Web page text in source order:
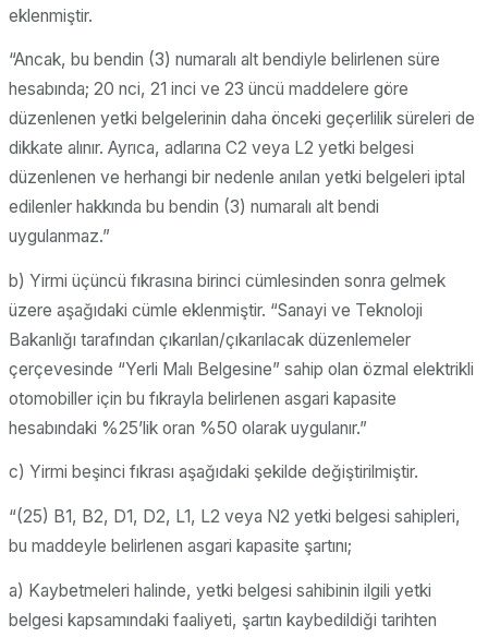
eklenmiştir.
“Ancak, bu bendin (3) numaralı alt bendiyle belirlenen süre
hesabında; 20 nci, 21 inci ve 23 üncü maddelere göre
düzenlenen yetki belgelerinin daha önceki geçerlilik süreleri de
dikkate alınır. Ayrıca, adlarına C2 veya L2 yetki belgesi
düzenlenen ve herhangi bir nedenle anılan yetki belgeleri iptal
edilenler hakkında bu bendin (3) numaralı alt bendi
uygulanmaz.”
b) Yirmi üçüncü fıkrasına birinci cümlesinden sonra gelmek
üzere aşağıdaki cümle eklenmiştir. “Sanayi ve Teknoloji
Bakanlığı tarafından çıkarılan/çıkarılacak düzenlemeler
çerçevesinde “Yerli Malı Belgesine” sahip olan özmal elektrikli
otomobiller için bu fıkrayla belirlenen asgari kapasite
hesabındaki %25’lik oran %50 olarak uygulanır.”
c) Yirmi beşinci fıkrası aşağıdaki şekilde değiştirilmiştir.
“(25) B1, B2, D1, D2, L1, L2 veya N2 yetki belgesi sahipleri,
bu maddeyle belirlenen asgari kapasite şartını;
a) Kaybetmeleri halinde, yetki belgesi sahibinin ilgili yetki
belgesi kapsamındaki faaliyeti, şartın kaybedildiği tarihten